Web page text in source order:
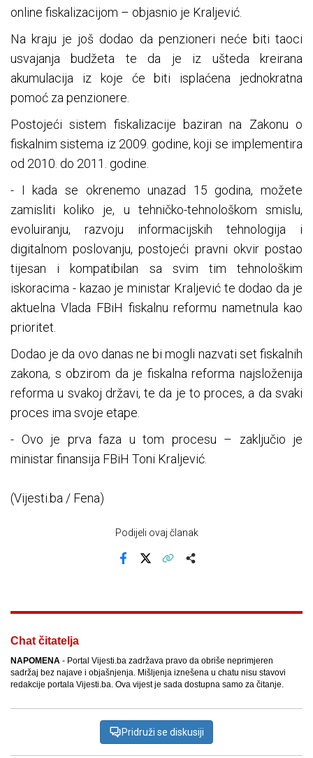
online fiskalizacijom – objasnio je Kraljević.
Na kraju je još dodao da penzioneri neće biti taoci
usvajanja budžeta te da je iz ušteda kreirana
akumulacija iz koje će biti isplaćena jednokratna
pomoć za penzionere.
Postojeći sistem fiskalizacije baziran na Zakonu o
fiskalnim sistema iz 2009. godine, koji se implementira
od 2010. do 2011. godine.
- I kada se okrenemo unazad 15 godina, možete
zamisliti koliko je, u tehničko-tehnološkom smislu,
evoluiranju, razvoju informacijskih tehnologija i
digitalnom poslovanju, postojeći pravni okvir postao
tijesan i kompatibilan sa svim tim tehnološkim
iskoracima - kazao je ministar Kraljević te dodao da je
aktuelna Vlada FBiH fiskalnu reformu nametnula kao
prioritet.
Dodao je da ovo danas ne bi mogli nazvati set fiskalnih
zakona, s obzirom da je fiskalna reforma najsloženija
reforma u svakoj državi, te da je to proces, a da svaki
proces ima svoje etape.
- Ovo je prva faza u tom procesu – zaključio je
ministar finansija FBiH Toni Kraljević.
(Vijesti.ba / Fena)
Podijeli ovaj članak
Chat čitatelja
NAPOMENA - Portal Vijesti.ba zadržava pravo da obriše neprimjeren
sadržaj bez najave i objašnjenja. Mišljenja iznešena u chatu nisu stavovi
redakcije portala Vijesti.ba. Ova vijest je sada dostupna samo za čitanje.
Pridruži se diskusiji